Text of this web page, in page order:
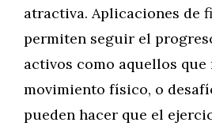
atractiva. Aplicaciones de
permiten seguir el
activos como aquellos
movimiento físico, o
pueden hacer que el